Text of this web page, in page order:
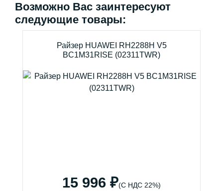
Возможно Вас заинтересуют
следующие товары:
Райзер HUAWEI RH2288H V5
BC1M31RISE (02311TWR)
15 996 ₽(С НДС 22%)